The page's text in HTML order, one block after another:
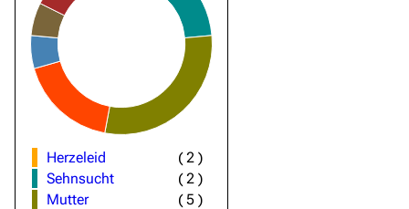
Herzeleid (2 )
Sehnsucht
(2 )
Mutter
(5 )